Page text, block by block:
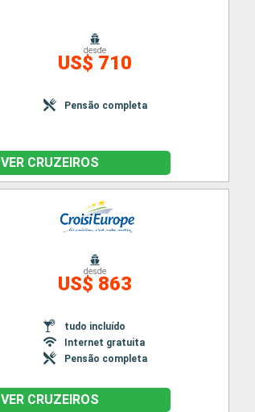
desde
US$ 710
Pensão completa
VER CRUZEIROS
desde
US$ 863
tudo incluído
Internet gratuita
Pensão completa
VER CRUZEIROS